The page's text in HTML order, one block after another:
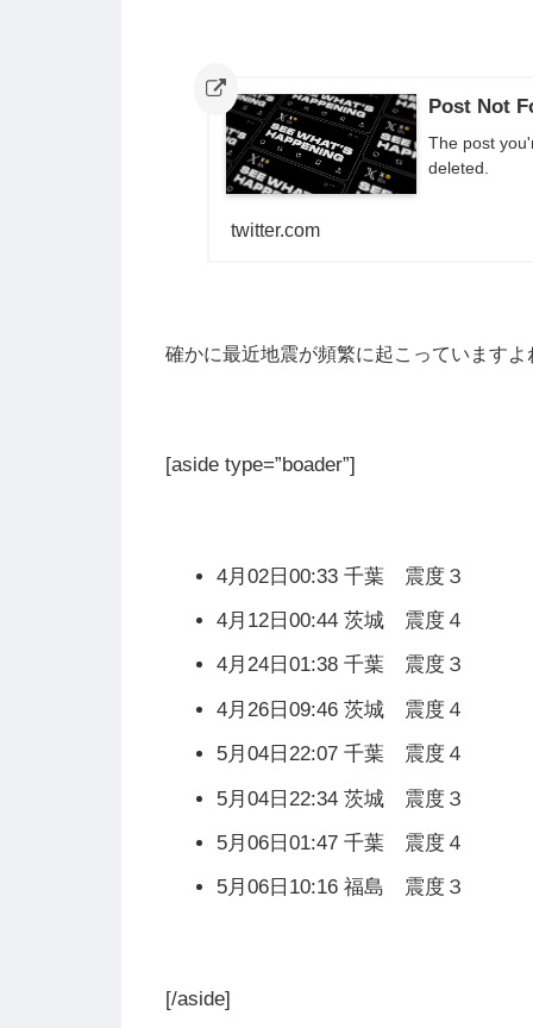
Post Not
The post
deleted.
twitter.com
確かに最近地震が頻繁に起こっています
[aside type=”boader”]
4月02日00:33 千葉 震度３
4月12日00:44 茨城 震度４
4月24日01:38 千葉 震度３
4月26日09:46 茨城 震度４
5月04日22:07 千葉 震度４
5月04日22:34 茨城 震度３
5月06日01:47 千葉 震度４
5月06日10:16 福島 震度３
[/aside]